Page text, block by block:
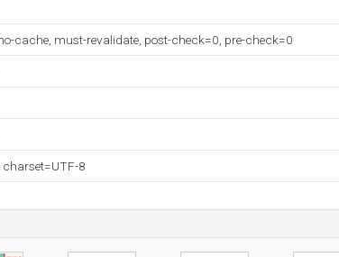
cache, must-revalidate, post-check=0, pre-check=0
8